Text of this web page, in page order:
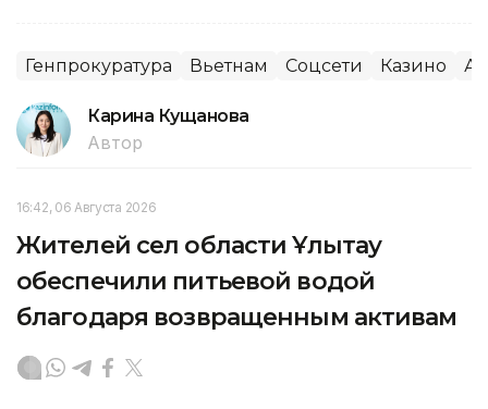
Генпрокуратура Вьетнам Соцсети Казино
Карина Кущанова
Автор
16:42, 06 Августа 2026
Жителей сел области Ұлытау
обеспечили питьевой водой
благодаря возвращенным активам